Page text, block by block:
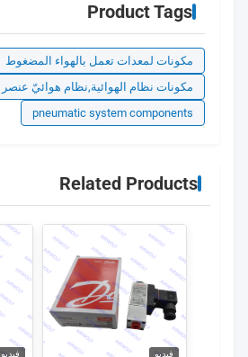
Product Tags
مكونات لمعدات تعمل بالهواء المضغوط
مكونات نظام الهوائية,نظام هوائيّ عنصر
pneumatic system components
Related Products
فيديو فيديو